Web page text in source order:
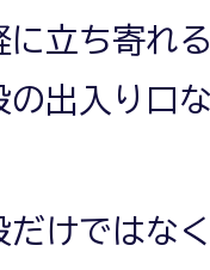
立ち寄れ
の出入り口
けではな